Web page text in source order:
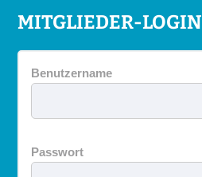
MITGLIEDER-LOGIN
Benutzername
Passwort